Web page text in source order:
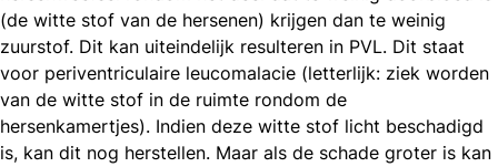
(de witte stof van de hersenen) krijgen dan te weinig
zuurstof. Dit kan uiteindelijk resulteren in PVL. Dit staat
voor periventriculaire leucomalacie (letterlijk: ziek worden
van de witte stof in de ruimte rondom de
hersenkamertjes). Indien deze witte stof licht beschadigd
is, kan dit nog herstellen. Maar als de schade groter is kan